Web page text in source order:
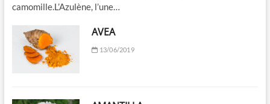
camomille.L’Azulène, l’une…
AVEA
13/06/2019